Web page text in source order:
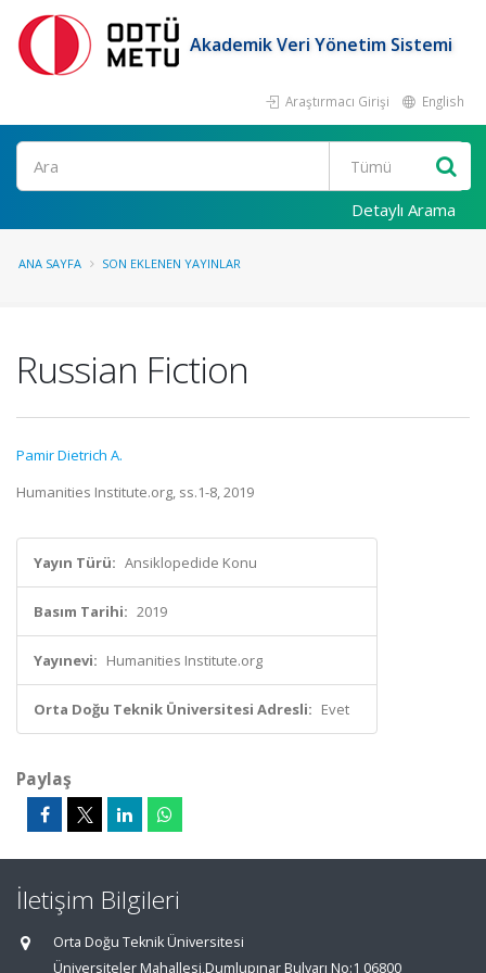
Akademik Veri Yönetim Sistemi
Araştırmacı Girişi English
Ara
Detaylı Arama
ANA SAYFA SON EKLENEN YAYINLAR
Russian Fiction
Pamir Dietrich A.
Humanities Institute.org, ss.1-8, 2019
Yayın Türü: Ansiklopedide Konu
Basım Tarihi: 2019
Yayınevi: Humanities Institute.org
Orta Doğu Teknik Üniversitesi Adresli: Evet
Paylaş
İletişim Bilgileri
Orta Doğu Teknik Üniversitesi
Üniversiteler Mahallesi,Dumlupınar Bulvarı No:1 06800